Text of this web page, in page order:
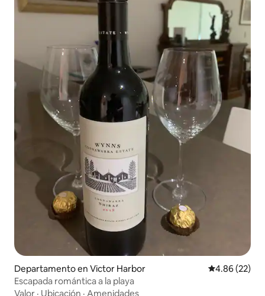
Departamento en Victor Harbor Calificación
4.86 (22)
Escapada romántica a la playa
Valor · Ubicación · Amenidades